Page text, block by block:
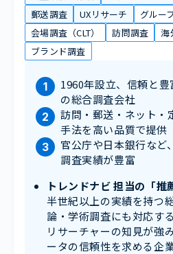
郵送調査
UXリサーチ
グルー
会場調査（CLT）
訪問調査 海
ブランド調査
1960年設立、信頼と
の総合調査会社
訪問・郵送・ネット・
手法を高い品質で提供
官公庁や日本銀行など
調査実績が豊富
トレンドナビ 担当の「推
半世紀以上の実績を持つ
論・学術調査にも対応す
リサーチャーの知見が強
ータの信頼性を求める企